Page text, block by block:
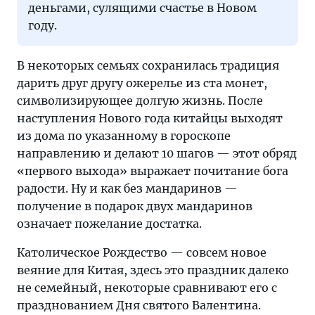
деньгами, сулящими счастье в Новом
году.
В некоторых семьях сохранилась традиция
дарить друг другу ожерелье из ста монет,
символизирующее долгую жизнь. После
наступления Нового года китайцы выходят
из дома по указанному в гороскопе
направлению и делают 10 шагов — этот обряд
«первого выхода» выражает почитание бога
радости. Ну и как без мандаринов —
получение в подарок двух мандаринов
означает пожелание достатка.
Католическое Рождество — совсем новое
веяние для Китая, здесь это праздник далеко
не семейный, некоторые сравнивают его с
празднованием Дня святого Валентина.